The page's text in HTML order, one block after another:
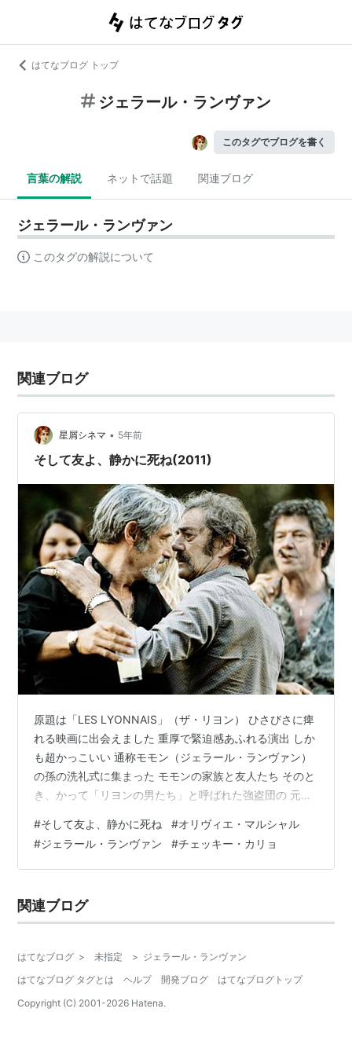
はてなブログ トップ
ジェラール・ランヴァン
このタグでブログを書く
言葉の解説 ネットで話題 関連ブログ
ジェラール・ランヴァン
このタグの解説について
関連ブログ
星屑シネマ • 5年前
そして友よ、静かに死ね(2011)
原題は「LES LYONNAIS」（ザ・リヨン） ひさびさに痺
れる映画に出会えました 重厚で緊迫感あふれる演出 しか
も超かっこいい 通称モモン（ジェラール・ランヴァン）
の孫の洗礼式に集まった モモンの家族と友人たち そのと
き、かって「リヨンの男たち」と呼ばれた強盗団の 元仲
会いに行き警察に捕ったという連絡がはいります モモン
と友人たち、リルの夫とその仲間はセルジュを救い出そ
うとし 見事成功ますが セルジュを追うスペインの麻薬組
「リヨンの男たち」元メンバーや家族までが 命を狙われ
ることになります…
#そして友よ、静かに死ね #オリヴィエ・マルシャル
#ジェラール・ランヴァン #チェッキー・カリョ
関連ブログ
はてなブログ > 未指定 > ジェラール・ランヴァン
はてなブログ タグとは
ヘルプ 開発ブログ
はてなブログトップ
Copyright (C) 2001-2026 Hatena.